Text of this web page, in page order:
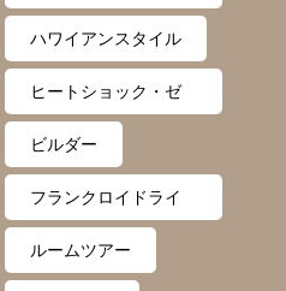
心地
ハワイアンスタイル
ヒートショック・ゼ
ロ月間
ビルダー
フランクロイドライ
ト
ルームツアー